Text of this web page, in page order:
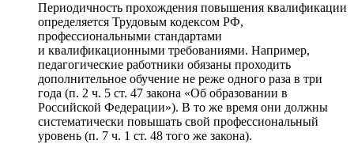
Периодичность прохождения повышения квалификации
определяется Трудовым кодексом РФ,
профессиональными стандартами
и квалификационными требованиями. Например,
педагогические работники обязаны проходить
дополнительное обучение не реже одного раза в три
года (п. 2 ч. 5 ст. 47 закона «Об образовании в
Российской Федерации»). В то же время они должны
систематически повышать свой профессиональный
уровень (п. 7 ч. 1 ст. 48 того же закона).